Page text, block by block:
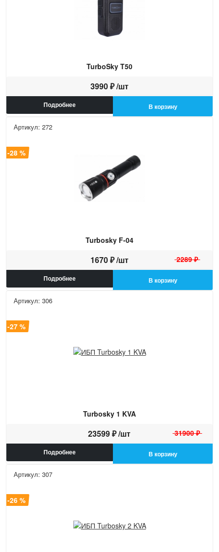
TurboSky T50
3990 ₽ /шт
Подробнее В корзину
Артикул: 272
-28 %
Turbosky F-04
1670 ₽ /шт 2289 ₽
Подробнее В корзину
Артикул: 306
-27 %
Turbosky 1 KVA
23599 ₽ /шт 31900 ₽
Подробнее В корзину
Артикул: 307
-26 %